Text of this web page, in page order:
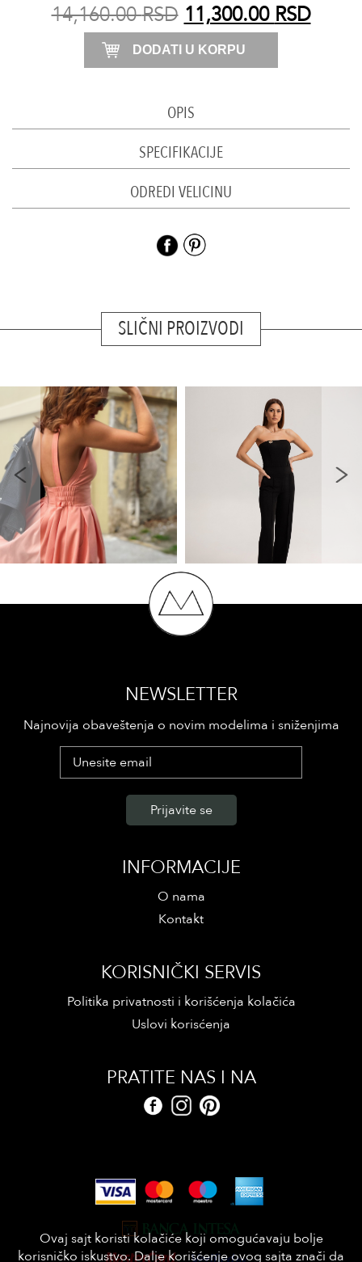
količina
14,160.00RSD 11,300.00 RSD
DODATI U KORPU
OPIS
SPECIFIKACIJE
ODREDI VELICINU
SLIČNI PROIZVODI
INFORMACIJE
O nama
Kontakt
NEWSLETTER
Najnovija obaveštenja o novim modelima i sniženjima
KORISNIČKI SERVIS
Politika privatnosti i korišćenja kolačića
Uslovi korisćenja
PRATITE NAS I NA
Ovaj sajt koristi kolačiće koji omogućavaju bolje
korisničko iskustvo. Dalje korišćenje ovog sajta znači da